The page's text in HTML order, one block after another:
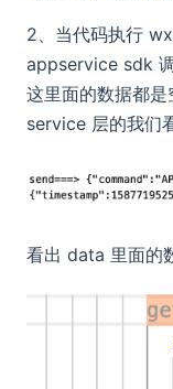
2、当代码执行
appservice sdk
这里面的数据都
service 层的我们
看出 data 里面的